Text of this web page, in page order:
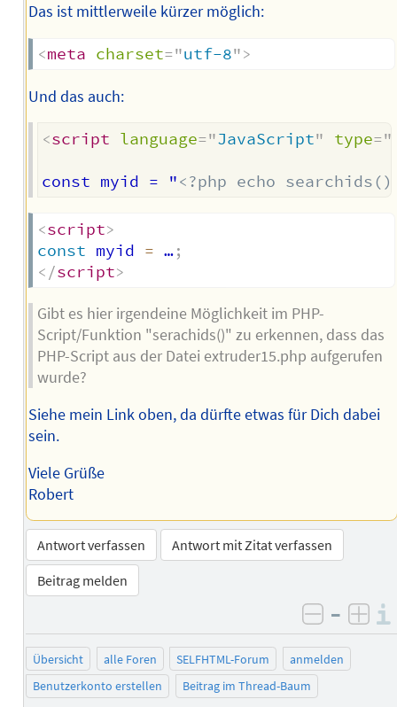
Das ist mittlerweile kürzer möglich:
<meta charset="utf-8">
Und das auch:
<script language="JavaScript" type="
const myid = "<?php echo
<script>
const myid = …;
</script>
Gibt es hier irgendeine Möglichkeit im PHP-
Script/Funktion "serachids()" zu erkennen, dass das
PHP-Script aus der Datei extruder15.php aufgerufen
wurde?
Siehe mein Link oben, da dürfte etwas für Dich dabei
sein.
Viele Grüße
Robert
Antwort verfassen
Antwort mit Zitat verfassen
Beitrag melden
negativ
–
Übersicht alle Foren SELFHTML-Forum
anmelden
Benutzerkonto erstellen
Beitrag im Thread-Baum